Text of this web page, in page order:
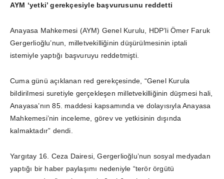
AYM ‘yetki’ gerekçesiyle başvurusunu reddetti
Anayasa Mahkemesi (AYM) Genel Kurulu, HDP’li Ömer Faruk
Gergerlioğlu’nun, milletvekilliğinin düşürülmesinin iptali
istemiyle yaptığı başvuruyu reddetmişti.
Cuma günü açıklanan red gerekçesinde, “Genel Kurula
bildirilmesi suretiyle gerçekleşen milletvekilliğinin düşmesi hali,
Anayasa’nın 85. maddesi kapsamında ve dolayısıyla Anayasa
Mahkemesi’nin inceleme, görev ve yetkisinin dışında
kalmaktadır” dendi.
Yargıtay 16. Ceza Dairesi, Gergerlioğlu’nun sosyal medyadan
yaptığı bir haber paylaşımı nedeniyle “terör örgütü